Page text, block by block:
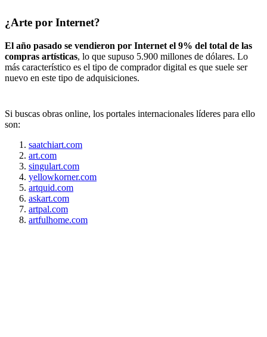
¿Arte por Internet?
El año pasado se vendieron por Internet el 9% del total de las
compras artísticas, lo que supuso 5.900 millones de dólares. Lo
más característico es el tipo de comprador digital es que suele ser
nuevo en este tipo de adquisiciones.
Si buscas obras online, los portales internacionales líderes para ello
son:
saatchiart.com
art.com
singulart.com
yellowkorner.com
artquid.com
askart.com
artpal.com
artfulhome.com